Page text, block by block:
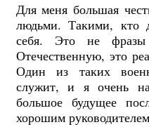
Для меня большая
людьми. Такими, кто
себя. Это не
Отечественную, это
Один из таких
служит, и я очень
большое будущее
хорошим